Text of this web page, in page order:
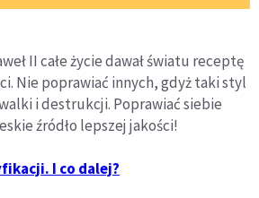
II całe życie dawał światu receptę
Nie poprawiać innych, gdyż taki styl
i destrukcji. Poprawiać siebie
źródło lepszej jakości!
I co dalej?